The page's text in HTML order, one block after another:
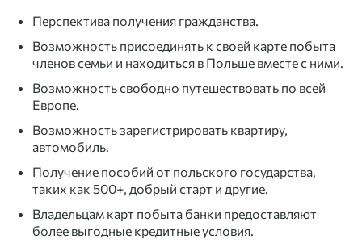
Перспектива получения гражданства.
Возможность присоединять к своей карте побыта
членов семьи и находиться в Польше вместе с ними.
Возможность свободно путешествовать по всей
Европе.
Возможность зарегистрировать квартиру,
автомобиль.
Получение пособий от польского государства,
таких как 500+, добрый старт и другие.
Владельцам карт побыта банки предоставляют
более выгодные кредитные условия.